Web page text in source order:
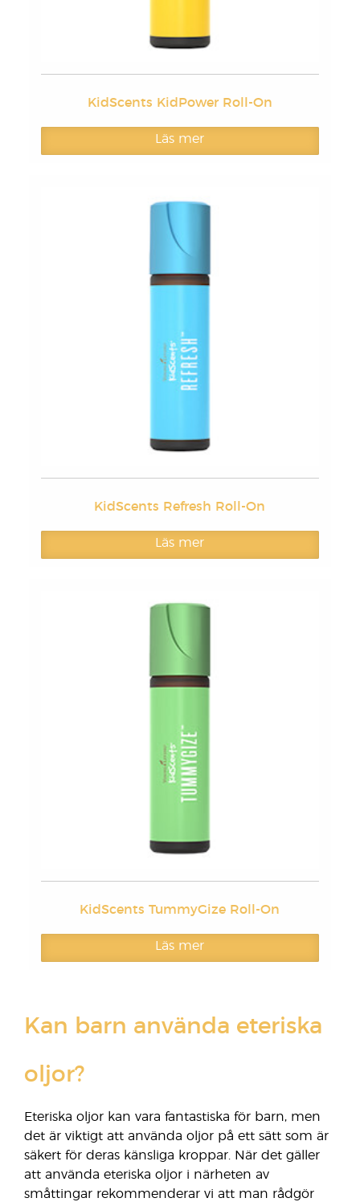
KidScents KidPower Roll-On
Läs mer
KidScents Refresh Roll-On
Läs mer
KidScents TummyGize Roll-On
Läs mer
Kan barn använda eteriska
oljor?
Eteriska oljor kan vara fantastiska för barn, men
det är viktigt att använda oljor på ett sätt som är
säkert för deras känsliga kroppar. När det gäller
att använda eteriska oljor i närheten av
småttingar rekommenderar vi att man rådgör